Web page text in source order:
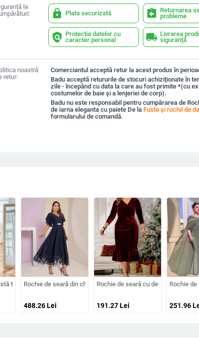
la
lock Plata securizată assignment_return Returnarea
probleme
policy Protecția datelor cu
caracter personal
local_shipping Livrarea
siguranță
noastră
retur:
Comerciantul acceptă retur la acest produs în
Badu acceptă retururile de stocuri achiziționate în
zile - începând cu data la care au fost primite *(cu
costumelor de baie și a lenjeriei de corp).
Badu nu este responsabil pentru cumpărarea de
de iarna eleganta cu paiete De la Fuste și rochii de
formularului de comandă.
mătase Mulberry și bumbac
cu un umăr, decolteu pătrat, mâneci scurte
tip felinar, imprimeu geometric, guler rotund, mâneci scurte,
Rochie de seară din chiffon pentru domnișoare de onoare,
488.26Lei
Rochie de seară cu decolteu în V,
191.27Lei
Rochie
251.96